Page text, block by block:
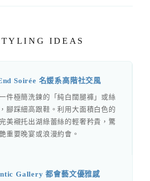
IDEAS
Soirée 名媛系高階社交風
件極簡洗鍊的「純白闊腿褲」或絲
腳踩細高跟鞋。利用大面積白色的
美襯托出湖綠蕾絲的輕奢矜貴，驚
重要晚宴或浪漫約會。
Gallery 都會藝文優雅感